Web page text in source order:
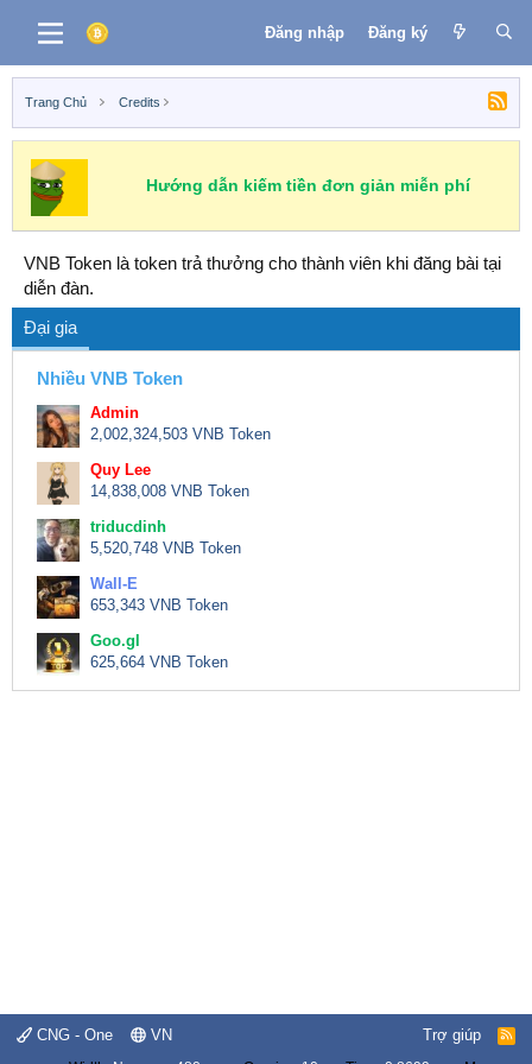
Đăng nhập Đăng ký
Trang Chủ Credits
Hướng dẫn kiếm tiền đơn giản miễn phí
VNB Token là token trả thưởng cho thành viên khi đăng bài tại
diễn đàn.
Đại gia
Nhiều VNB Token
Admin
2,002,324,503 VNB Token
Quy Lee
14,838,008 VNB Token
triducdinh
5,520,748 VNB Token
Wall-E
653,343 VNB Token
Goo.gl
625,664 VNB Token
CNG - One VN Trợ giúp
R